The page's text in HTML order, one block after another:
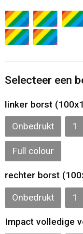
Waterflesjes
Themapakketten
Oog- en
Caps, Hoeden
Selecteer een
linker borst
Onbedrukt 1
Full colour
rechter borst
Onbedrukt 1
Impact volledige